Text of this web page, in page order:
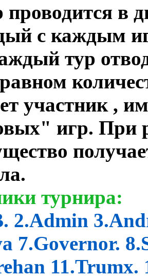
в
с каждым
тур
участник ,
игр. При
турнира:
2.Admin
7.Governor.